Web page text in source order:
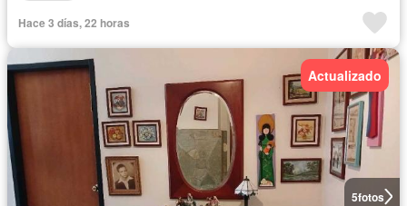
Hace 3 días, 22 horas
5fotos
Actualizado